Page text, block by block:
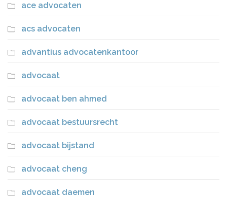
ace advocaten
acs advocaten
advantius advocatenkantoor
advocaat
advocaat ben ahmed
advocaat bestuursrecht
advocaat bijstand
advocaat cheng
advocaat daemen